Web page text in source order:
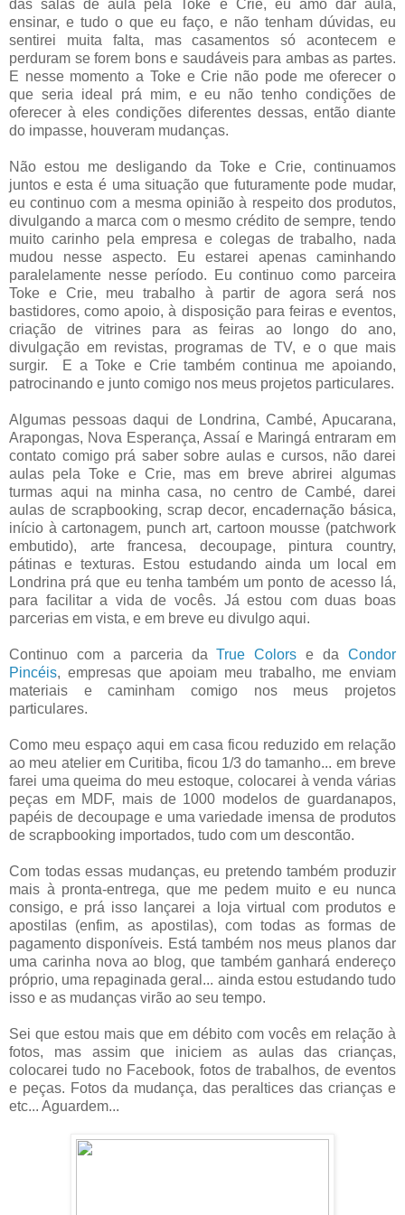
das salas de aula pela Toke e Crie, eu amo dar aula,
ensinar, e tudo o que eu faço, e não tenham dúvidas, eu
sentirei muita falta, mas casamentos só acontecem e
perduram se forem bons e saudáveis para ambas as partes.
E nesse momento a Toke e Crie não pode me oferecer o
que seria ideal prá mim, e eu não tenho condições de
oferecer à eles condições diferentes dessas, então diante
do impasse, houveram mudanças.
Não estou me desligando da Toke e Crie, continuamos
juntos e esta é uma situação que futuramente pode mudar,
eu continuo com a mesma opinião à respeito dos produtos,
divulgando a marca com o mesmo crédito de sempre, tendo
muito carinho pela empresa e colegas de trabalho, nada
mudou nesse aspecto. Eu estarei apenas caminhando
paralelamente nesse período. Eu continuo como parceira
Toke e Crie, meu trabalho à partir de agora será nos
bastidores, como apoio, à disposição para feiras e eventos,
criação de vitrines para as feiras ao longo do ano,
divulgação em revistas, programas de TV, e o que mais
surgir. E a Toke e Crie também continua me apoiando,
patrocinando e junto comigo nos meus projetos particulares.
Algumas pessoas daqui de Londrina, Cambé, Apucarana,
Arapongas, Nova Esperança, Assaí e Maringá entraram em
contato comigo prá saber sobre aulas e cursos, não darei
aulas pela Toke e Crie, mas em breve abrirei algumas
turmas aqui na minha casa, no centro de Cambé, darei
aulas de scrapbooking, scrap decor, encadernação básica,
início à cartonagem, punch art, cartoon mousse (patchwork
embutido), arte francesa, decoupage, pintura country,
pátinas e texturas. Estou estudando ainda um local em
Londrina prá que eu tenha também um ponto de acesso lá,
para facilitar a vida de vocês. Já estou com duas boas
parcerias em vista, e em breve eu divulgo aqui.
Continuo com a parceria daTrue Colors e daCondor
Pincéis, empresas que apoiam meu trabalho, me enviam
materiais e caminham comigo nos meus projetos
particulares.
Como meu espaço aqui em casa ficou reduzido em relação
ao meu atelier em Curitiba, ficou 1/3 do tamanho... em breve
farei uma queima do meu estoque, colocarei à venda várias
peças em MDF, mais de 1000 modelos de guardanapos,
papéis de decoupage e uma variedade imensa de produtos
de scrapbooking importados, tudo com um descontão.
Com todas essas mudanças, eu pretendo também produzir
mais à pronta-entrega, que me pedem muito e eu nunca
consigo, e prá isso lançarei a loja virtual com produtos e
apostilas (enfim, as apostilas), com todas as formas de
pagamento disponíveis. Está também nos meus planos dar
uma carinha nova ao blog, que também ganhará endereço
próprio, uma repaginada geral... ainda estou estudando tudo
isso e as mudanças virão ao seu tempo.
Sei que estou mais que em débito com vocês em relação à
fotos, mas assim que iniciem as aulas das crianças,
colocarei tudo no Facebook, fotos de trabalhos, de eventos
e peças. Fotos da mudança, das peraltices das crianças e
etc... Aguardem...